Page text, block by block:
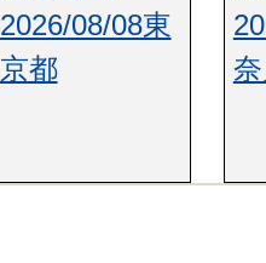
2026/08/08東
京都